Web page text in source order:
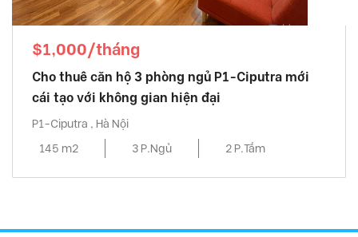
$1,000/tháng
Cho thuê căn hộ 3 phòng ngủ P1-Ciputra mới
cái tạo với không gian hiện đại
P1-Ciputra , Hà Nội
145 m2
3 P.Ngủ 2 P.Tắm